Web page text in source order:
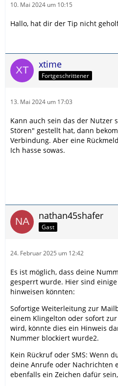
10. Mai 2024 um 10:15
Hallo, hat dir der Tip nicht
xtime
Fortgeschrittener
13. Mai 2024 um 17:03
Kann auch sein das der Nutzer
Stören" gestellt hat, dann
Verbindung. Aber eine
Ich hasse sowas.
nathan45shafer
Gast
24. Februar 2025 um 12:42
Es ist möglich, dass deine
gesperrt wurde. Hier sind
hinweisen könnten:
Sofortige Weiterleitung zur
einem Klingelton oder sofort
wird, könnte dies ein Hinweis
Nummer blockiert wurde2.
Kein Rückruf oder SMS: Wenn
deine Anrufe oder Nachrichten
ebenfalls ein Zeichen dafür